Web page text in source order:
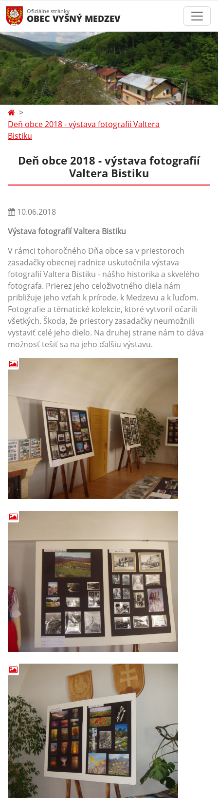
Oficiálne stránky
OBEC VYŠNÝ MEDZEV
Deň obce 2018 - výstava fotografií Valtera
Bistiku
Deň obce 2018 - výstava fotografií
Valtera Bistiku
10.06.2018
Výstava fotografií Valtera Bistiku
V rámci tohoročného Dňa obce sa v priestoroch
zasadačky obecnej radnice uskutočnila výstava
fotografií Valtera Bistiku - nášho historika a skvelého
fotografa. Prierez jeho celoživotného diela nám
približuje jeho vzťah k prírode, k Medzevu a k ľuďom.
Fotografie a tématické kolekcie, ktoré vytvoril očarili
všetkých. Škoda, že priestory zasadačky neumožnili
vystaviť celé jeho dielo. Na druhej strane nám to dáva
možnosť tešiť sa na jeho ďalšiu výstavu.